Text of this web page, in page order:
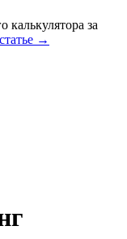
калькулятора за
→